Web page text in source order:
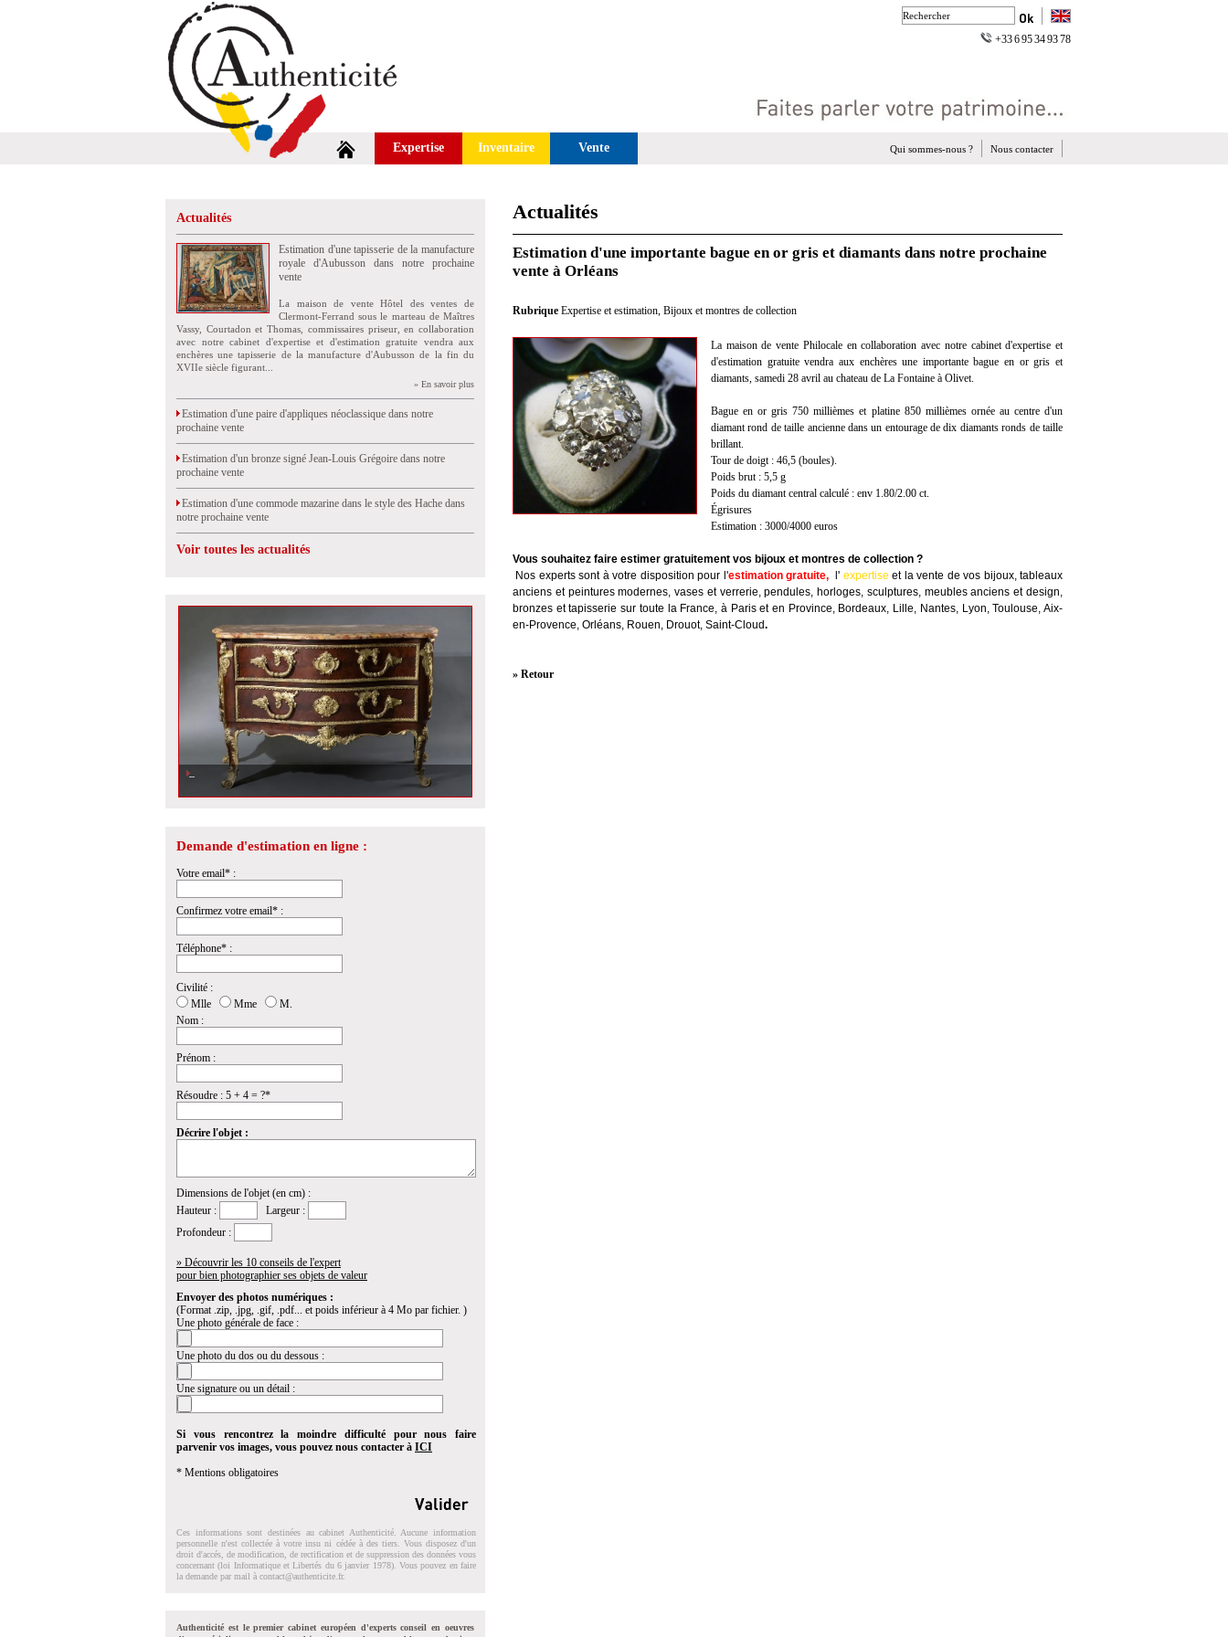
+33 6 95 34 93 78
Expertise Inventaire Vente Nous contacter
Qui sommes-nous ?
Actualités
Estimation d'une tapisserie de la manufacture
royale d'Aubusson dans notre prochaine
vente
La maison de vente Hôtel des ventes de
Clermont-Ferrand sous le marteau de Maîtres
Vassy, Courtadon et Thomas, commissaires priseur, en collaboration
avec notre cabinet d'expertise et d'estimation gratuite vendra aux
enchères une tapisserie de la manufacture d'Aubusson de la fin du
XVIIe siècle figurant...
» En savoir plus
Estimation d'une paire d'appliques néoclassique dans notre
prochaine vente
Estimation d'un bronze signé Jean-Louis Grégoire dans notre
prochaine vente
Estimation d'une commode mazarine dans le style des Hache dans
notre prochaine vente
Voir toutes les actualités
Demande d'estimation en ligne :
Votre email* :
Confirmez votre email* :
Téléphone* :
Civilité :
Mlle
Mme
M.
Nom :
Prénom :
Résoudre : 5 + 4 = ?*
Décrire l'objet :
Dimensions de l'objet (en cm) :
Hauteur :
Largeur :
Profondeur :
» Découvrir les 10 conseils de l'expert
pour bien photographier ses objets de valeur
Envoyer des photos numériques :
(Format .zip, .jpg, .gif, .pdf... et poids inférieur à 4 Mo par fichier. )
Une photo générale de face :
Une photo du dos ou du dessous :
Une signature ou un détail :
Si vous rencontrez la moindre difficulté pour nous faire
parvenir vos images, vous pouvez nous contacter à ICI
* Mentions obligatoires
Ces informations sont destinées au cabinet Authenticité. Aucune information
personnelle n'est collectée à votre insu ni cédée à des tiers. Vous disposez d'un
droit d'accés, de modification, de rectification et de suppression des données vous
concernant (loi Informatique et Libertés du 6 janvier 1978). Vous pouvez en faire
la demande par mail à contact@authenticite.fr.
Authenticité est le premier cabinet européen d'experts conseil en oeuvres
Actualités
Estimation d'une importante bague en or gris et diamants dans notre prochaine
vente à Orléans
Rubrique Expertise et estimation, Bijoux et montres de collection
La maison de vente Philocale en collaboration avec notre cabinet d'expertise et
d'estimation gratuite vendra aux enchères une importante bague en or gris et
diamants, samedi 28 avril au chateau de La Fontaine à Olivet.
Bague en or gris 750 millièmes et platine 850 millièmes ornée au centre d'un
diamant rond de taille ancienne dans un entourage de dix diamants ronds de taille
brillant.
Tour de doigt : 46,5 (boules).
Poids brut : 5,5 g
Poids du diamant central calculé : env 1.80/2.00 ct.
Égrisures
Estimation : 3000/4000 euros
Vous souhaitez faire estimer gratuitement vos bijoux et montres de collection ?
Nos experts sont à votre disposition pour l'estimation gratuite, l' expertise et lavente de vos bijoux, tableaux
anciens et peintures modernes, vases et verrerie, pendules, horloges, sculptures, meubles anciens et design,
bronzes et tapisserie sur toute la France, à Paris et en Province, Bordeaux, Lille, Nantes, Lyon, Toulouse, Aix-
en-Provence, Orléans, Rouen, Drouot, Saint-Cloud.
» Retour